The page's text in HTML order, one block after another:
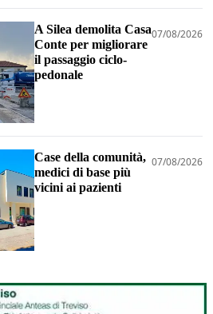
A Silea demolita Casa
Conte per migliorare
il passaggio ciclo-
pedonale
07/08/2026
Case della comunità,
medici di base più
vicini ai pazienti
07/08/2026